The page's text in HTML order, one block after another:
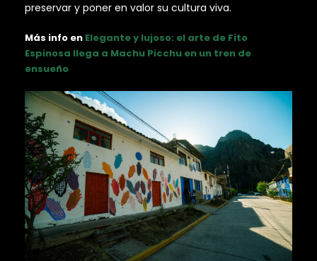
preservar y poner en valor su cultura viva.
Más info en Elegante y lujoso: el arte de Fito
Espinosa llega a Machu Picchu en un tren de
ensueño